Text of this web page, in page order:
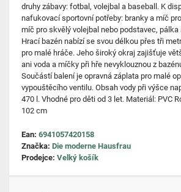
druhy zábavy: fotbal, volejbal a baseball. K
nafukovací sportovní potřeby: branky a míč
míč pro skvělý volejbal nebo podstavec,
Hrací bazén nabízí se svou délkou přes tři
pro malé hráče. Jeho široký okraj zajišťuje
ani voda a míčky při hře nevyklouznou z
Součástí balení je opravná záplata pro malé
vypouštěcího ventilu. Obsah vody při výšce
470 l. Vhodné pro děti od 3 let. Materiál: PVC
102 cm
Ean: 6941057420158
Značka: Die moderne Hausfrau
Prodejce: Velký košík